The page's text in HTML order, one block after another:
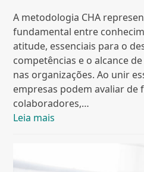
A metodologia CHA
fundamental entre
atitude, essenciais para o
competências e o alcance
nas organizações. Ao unir
empresas podem avaliar de
colaboradores,…
Leia mais